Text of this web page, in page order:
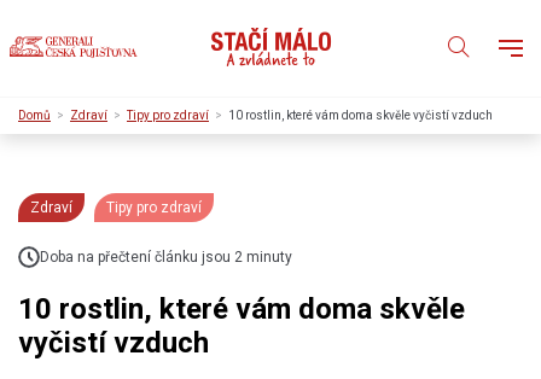
Domů Zdraví Tipy pro zdraví 10 rostlin, které vám doma skvěle vyčistí vzduch
Zdraví Tipy pro zdraví
Doba na přečtení článku jsou 2 minuty
10 rostlin, které vám doma skvěle
vyčistí vzduch